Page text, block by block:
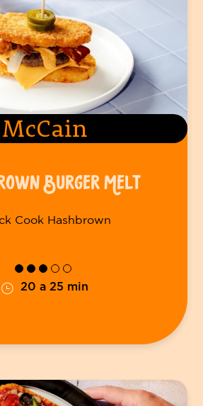
McCain
BURGER MELT
Cook Hashbrown
20 a 25 min